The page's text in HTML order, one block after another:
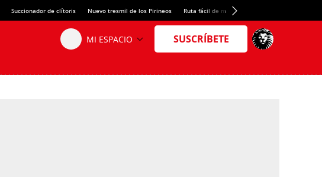
Succionador de clítoris Nuevo tresmil de los Pirineos Ruta fácil de montaña